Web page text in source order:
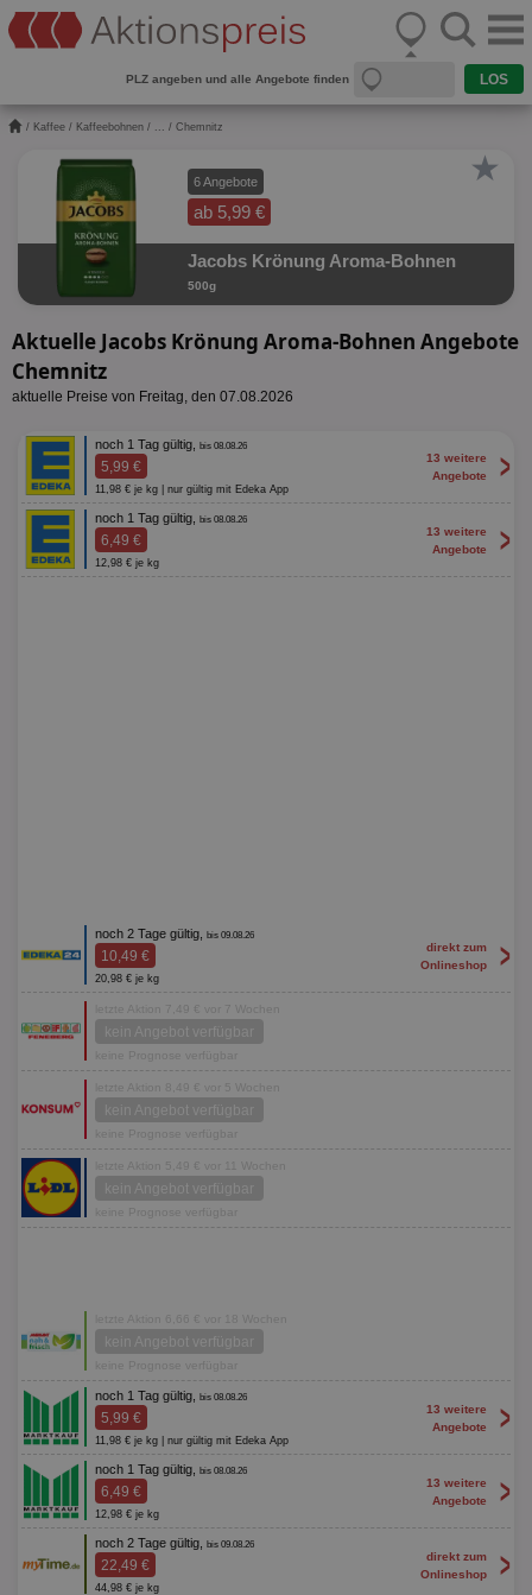
PLZ angeben und alle Angebote finden
/ Kaffee / Kaffeebohnen / ... / Chemnitz
6 Angebote
ab 5,99 €
★
Jacobs Krönung Aroma-Bohnen
500g
Aktuelle Jacobs Krönung Aroma-Bohnen Angebote
Chemnitz
aktuelle Preise von Freitag, den 07.08.2026
noch 1 Tag gültig, bis 08.08.26
5,99 €
11,98 € je kg | nur gültig mit Edeka App
13 weitere
Angebote
>
noch 1 Tag gültig, bis 08.08.26
6,49 €
12,98 € je kg
13 weitere
Angebote
>
noch 2 Tage gültig, bis 09.08.26
10,49 €
20,98 € je kg
direkt zum
Onlineshop
>
letzte Aktion 7,49 € vor 7 Wochen
kein Angebot verfügbar
keine Prognose verfügbar
letzte Aktion 8,49 € vor 5 Wochen
kein Angebot verfügbar
keine Prognose verfügbar
letzte Aktion 5,49 € vor 11 Wochen
kein Angebot verfügbar
keine Prognose verfügbar
letzte Aktion 6,66 € vor 18 Wochen
kein Angebot verfügbar
keine Prognose verfügbar
noch 1 Tag gültig, bis 08.08.26
5,99 €
11,98 € je kg | nur gültig mit Edeka App
13 weitere
Angebote
>
noch 1 Tag gültig, bis 08.08.26
6,49 €
12,98 € je kg
13 weitere
Angebote
>
noch 2 Tage gültig, bis 09.08.26
22,49 €
44,98 € je kg
direkt zum
Onlineshop
>